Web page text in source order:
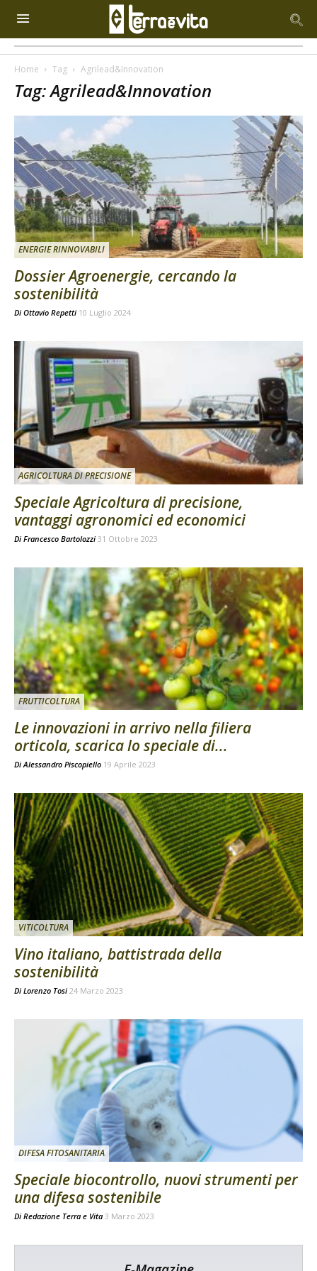
Home Tag Agrilead&Innovation
Tag: Agrilead&Innovation
ENERGIE RINNOVABILI
Dossier Agroenergie, cercando la
sostenibilità
Di Ottavio Repetti 10 Luglio 2024
AGRICOLTURA DI PRECISIONE
Speciale Agricoltura di precisione,
vantaggi agronomici ed economici
Di Francesco Bartolozzi 31 Ottobre 2023
FRUTTICOLTURA
Le innovazioni in arrivo nella filiera
orticola, scarica lo speciale di...
DiAlessandro Piscopiello 19 Aprile 2023
VITICOLTURA
Vino italiano, battistrada della
sostenibilità
Di Lorenzo Tosi 24 Marzo 2023
DIFESA FITOSANITARIA
Speciale biocontrollo, nuovi strumenti per
una difesa sostenibile
Di Redazione Terra e Vita 3 Marzo 2023